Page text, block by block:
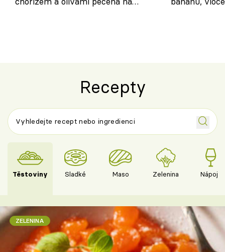
Recepty
Těstoviny Sladké Maso Zelenina Nápoje
ZELENINA